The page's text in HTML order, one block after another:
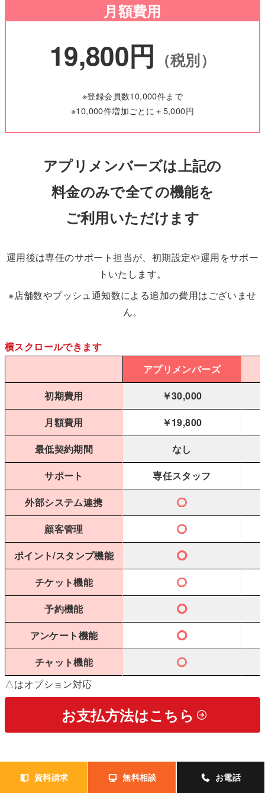
月額費用
19,800円 （税別）
※登録会員数10,000件まで
※10,000件増加ごとに＋5,000円
アプリメンバーズは上記の
料金のみで全ての機能を
ご利用いただけます
運用後は専任のサポート担当が、初期設定や運用をサポー
トいたします。
※店舗数やプッシュ通知数による追加の費用はございませ
ん。
横スクロールできます
アプリメンバーズ
初期費用
￥30,000
月額費用
￥19,800
最低契約期間
なし
サポート
専任スタッフ
外部システム連携
◯
顧客管理
◯
ポイント/スタンプ機能
◯
チケット機能
◯
予約機能
◯
アンケート機能
◯
チャット機能
◯
△はオプション対応
お支払方法はこちら
資料請求 無料相談 お電話